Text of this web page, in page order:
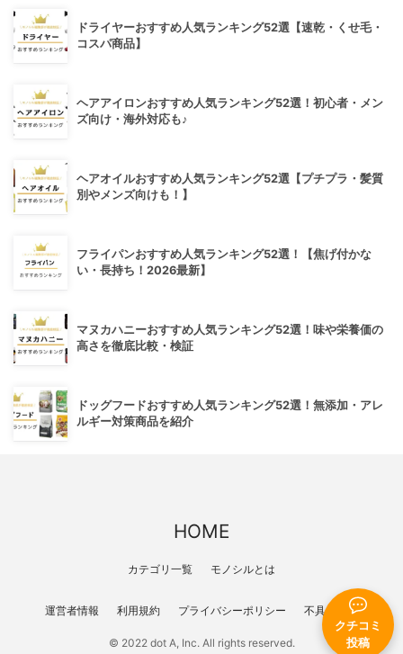
クチコミ
投稿
ドライヤーおすすめ人気ランキング52選【速乾・くせ毛・
コスパ商品】
ヘアアイロンおすすめ人気ランキング52選！初心者・メン
ズ向け・海外対応も♪
ヘアオイルおすすめ人気ランキング52選【プチプラ・髪質
別やメンズ向けも！】
フライパンおすすめ人気ランキング52選！【焦げ付かな
い・長持ち！2026最新】
マヌカハニーおすすめ人気ランキング52選！味や栄養価の
高さを徹底比較・検証
ドッグフードおすすめ人気ランキング52選！無添加・アレ
ルギー対策商品を紹介
HOME
カテゴリ一覧 モノシルとは
運営者情報 利用規約 プライバシーポリシー 不具合報告
© 2022 dot A, Inc. All rights reserved.